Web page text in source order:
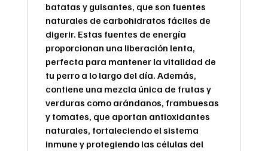
batatas y guisantes, que son fuentes
naturales de carbohidratos fáciles de
digerir. Estas fuentes de energía
proporcionan una liberación lenta,
perfecta para mantener la vitalidad de
tu perro a lo largo del día. Además,
contiene una mezcla única de frutas y
verduras como arándanos, frambuesas
y tomates, que aportan antioxidantes
naturales, fortaleciendo el sistema
inmune y protegiendo las células del